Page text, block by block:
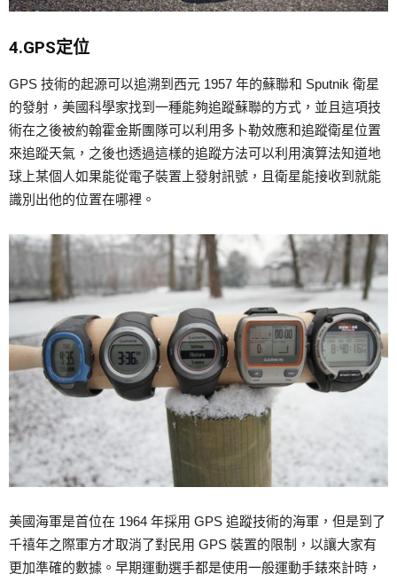
4.GPS定位
GPS 技術的起源可以追溯到西元 1957 年的蘇聯和 Sputnik 衛星
的發射，美國科學家找到一種能夠追蹤蘇聯的方式，並且這項技
術在之後被約翰霍金斯團隊可以利用多卜勒效應和追蹤衛星位置
來追蹤天氣，之後也透過這樣的追蹤方法可以利用演算法知道地
球上某個人如果能從電子裝置上發射訊號，且衛星能接收到就能
識別出他的位置在哪裡。
美國海軍是首位在 1964 年採用 GPS 追蹤技術的海軍，但是到了
千禧年之際軍方才取消了對民用 GPS 裝置的限制，以讓大家有
更加準確的數據。早期運動選手都是使用一般運動手錶來計時，